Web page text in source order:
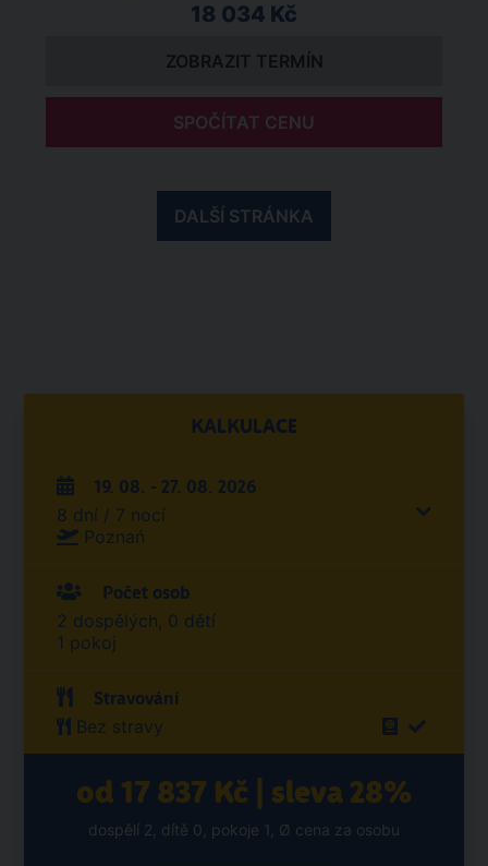
18 034 Kč
ZOBRAZIT TERMÍN
SPOČÍTAT CENU
DALŠÍ STRÁNKA
KALKULACE
19. 08. - 27. 08. 2026
8 dní / 7 nocí
Poznań
Počet osob
2 dospělých, 0 dětí
1 pokoj
Stravování
Bez stravy
od 17 837 Kč | sleva 28%
dospělí 2, dítě 0, pokoje 1, Ø cena za osobu